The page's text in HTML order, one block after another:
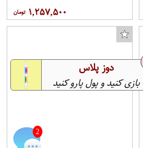
۱,۲۵۷,۵۰۰
2
دوز پلاس
بازی کنید و پول پارو کنید